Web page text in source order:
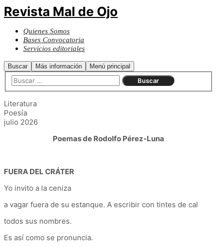
Revista Mal de Ojo
Quienes Somos
Bases Convocatoria
Servicios editoriales
Buscar Más información Menú principal
Literatura
Poesía
julio 2026
Poemas de Rodolfo Pérez-Luna
FUERA DEL CRÁTER
Yo invito a la ceniza
a vagar fuera de su estanque. A escribir con tintes de cal
todos sus nombres.
Es así como se pronuncia.